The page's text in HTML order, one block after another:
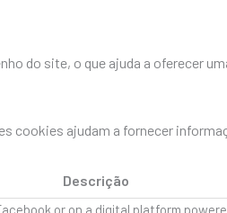
do site, o que ajuda a oferecer
ajudam a fornecer
Descrição
or on a digital platform